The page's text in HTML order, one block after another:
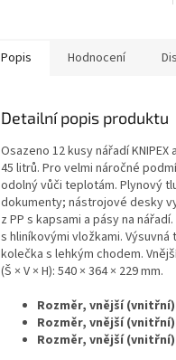
Popis Hodnocení
Detailní popis produktu
Osazeno 12 kusy nářadí
45 litrů. Pro velmi náročné
odolný vůči teplotám. Plynový
dokumenty; nástrojové desky
z PP s kapsami a pásy na
s hliníkovými vložkami.
kolečka s lehkým chodem.
(Š × V × H): 540 × 364 × 229 mm.
Rozměr, vnější
Rozměr, vnější
Rozměr, vnější